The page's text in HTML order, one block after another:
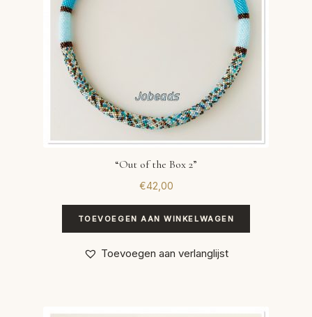
“Out of the Box 2”
€42,00
TOEVOEGEN AAN WINKELWAGEN
Toevoegen aan verlanglijst